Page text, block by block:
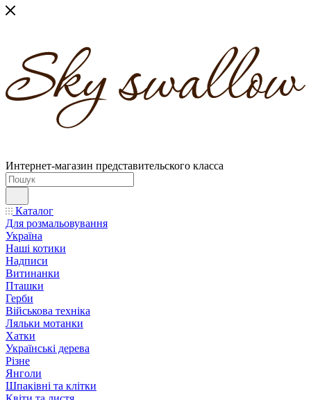
Интернет-магазин представительского класса
Каталог
Для розмальовування
Україна
Наші котики
Надписи
Витинанки
Пташки
Герби
Військова техніка
Ляльки мотанки
Хатки
Українські дерева
Різне
Янголи
Шпаківні та клітки